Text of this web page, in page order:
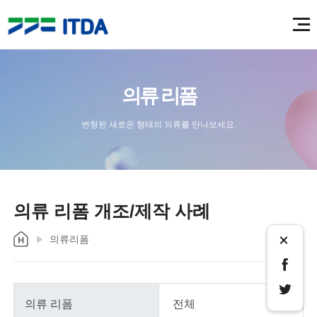
의류 리폼
변형된 새로운 형태의 의류를 만나보세요.
의류 리폼 개조/제작 사례
의류리폼 ×